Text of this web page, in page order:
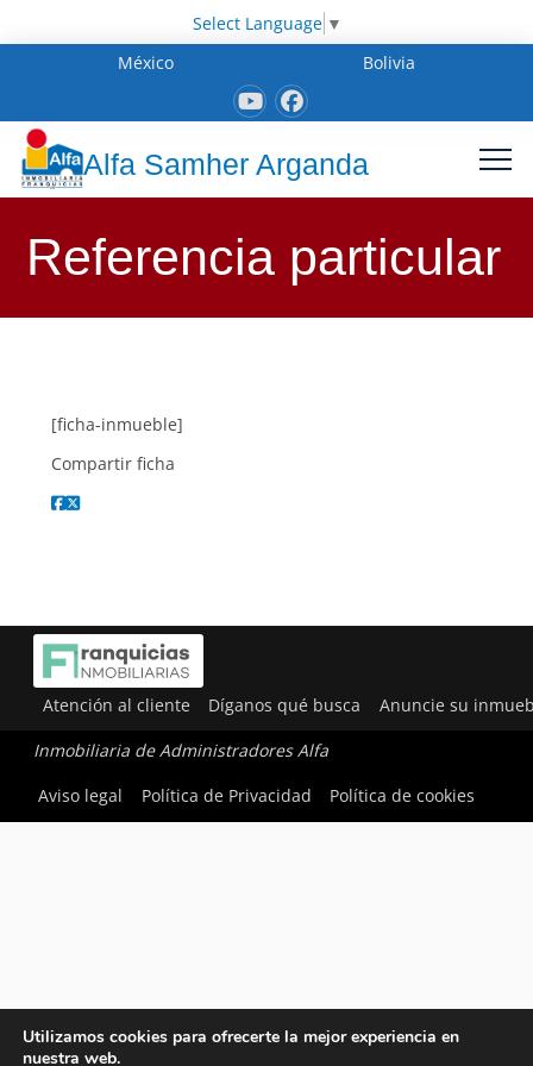
Select Language ▼
México
Bolivia
Alfa Samher Arganda
Referencia particular
[ficha-inmueble]
Compartir ficha
Atención al cliente Díganos qué busca Anuncie su
Inmobiliaria de Administradores Alfa
Aviso legal
Política de Privacidad Política de cookies
Utilizamos cookies para ofrecerte la mejor experiencia en
nuestra web.